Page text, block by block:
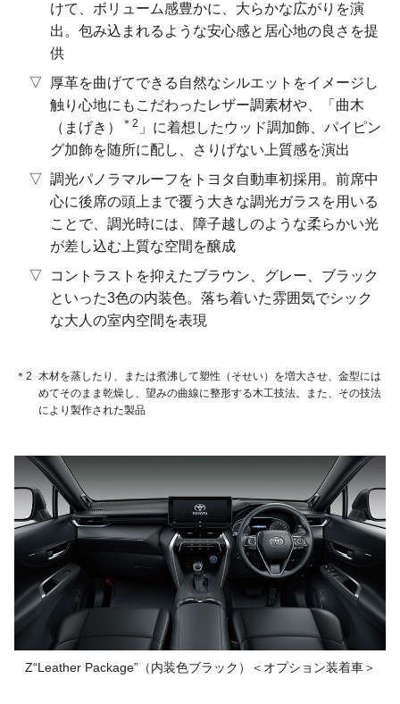
けて、ボリューム感豊かに、大らかな広がりを演
出。包み込まれるような安心感と居心地の良さを提
供
厚革を曲げてできる自然なシルエットをイメージし
触り心地にもこだわったレザー調素材や、「曲木
（まげき）
＊2 」に着想したウッド調加飾、パイピン
グ加飾を随所に配し、さりげない上質感を演出
調光パノラマルーフをトヨタ自動車初採用。前席中
心に後席の頭上まで覆う大きな調光ガラスを用いる
ことで、調光時には、障子越しのような柔らかい光
が差し込む上質な空間を醸成
コントラストを抑えたブラウン、グレー、ブラック
といった3色の内装色。落ち着いた雰囲気でシック
な大人の室内空間を表現
＊2 木材を蒸したり、または煮沸して塑性（そせい）を増大させ、金型には
めてそのまま乾燥し、望みの曲線に整形する木工技法。また、その技法
により製作された製品
Z“Leather Package”（内装色ブラック） ＜オプション装着車＞